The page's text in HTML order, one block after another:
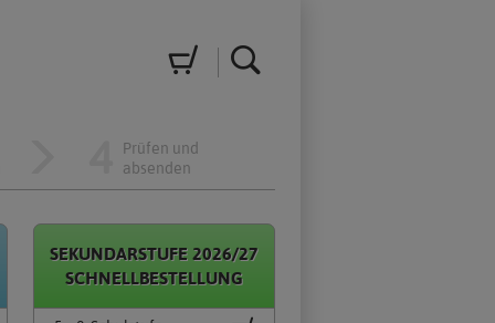
Warenkorb
Prüfen und
absenden
SEKUNDARSTUFE 2026/27
SCHNELLBESTELLUNG